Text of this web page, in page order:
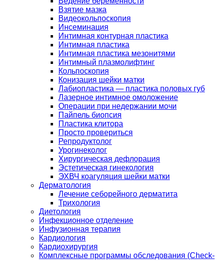
Взятие мазка
Видеокольпоскопия
Инсеминация
Интимная контурная пластика
Интимная пластика
Интимная пластика мезонитями
Интимный плазмолифтинг
Кольпоскопия
Конизация шейки матки
Лабиопластика — пластика половых губ
Лазерное интимное омоложение
Операции при недержании мочи
Пайпель биопсия
Пластика клитора
Просто провериться
Репродуктолог
Урогинеколог
Хирургическая дефлорация
Эстетическая гинекология
ЭХВЧ коагуляция шейки матки
Дерматология
Лечение себорейного дерматита
Трихология
Диетология
Инфекционное отделение
Инфузионная терапия
Кардиология
Кардиохирургия
Комплексные программы обследования (Check-